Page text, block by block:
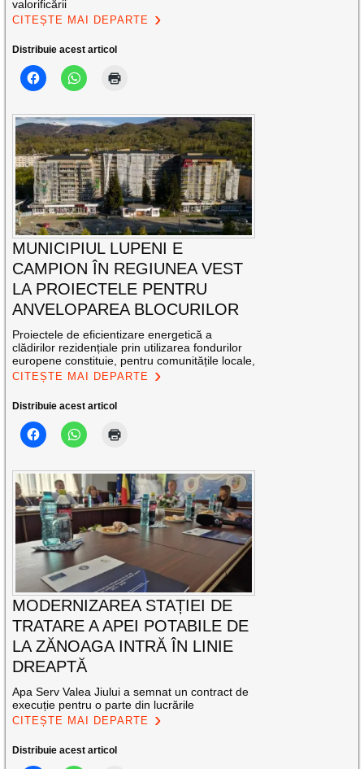
valorificării
CITEȘTE MAI DEPARTE
Distribuie acest articol
MUNICIPIUL LUPENI E
CAMPION ÎN REGIUNEA VEST
LA PROIECTELE PENTRU
ANVELOPAREA BLOCURILOR
Proiectele de eficientizare energetică a
clădirilor rezidențiale prin utilizarea fondurilor
europene constituie, pentru comunitățile locale,
CITEȘTE MAI DEPARTE
Distribuie acest articol
MODERNIZAREA STAȚIEI DE
TRATARE A APEI POTABILE DE
LA ZĂNOAGA INTRĂ ÎN LINIE
DREAPTĂ
Apa Serv Valea Jiului a semnat un contract de
execuție pentru o parte din lucrările
CITEȘTE MAI DEPARTE
Distribuie acest articol